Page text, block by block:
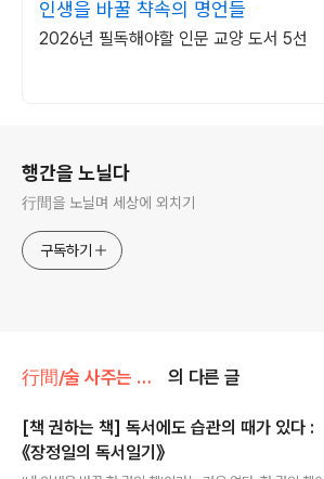
인생을 바꿀 챡속의 명언들
2026년 필독해야할 인문 교양 도서 5선
행간을 노닐다
行間을 노닐며 세상에 외치기
구독하기
行間/술 사주는 읽고쓰기 의 다른 글
[책 권하는 책] 독서에도 습관의 때가 있다 :
《장정일의 독서일기》